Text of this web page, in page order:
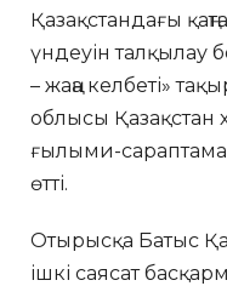
Қазақстандағы
үндеуін талқылау
– жаңа келбеті»
облысы Қазақстан
ғылыми-сараптама
өтті.
Отырысқа Батыс
ішкі саясат